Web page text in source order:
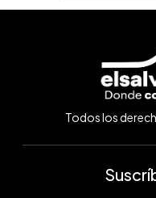
Todos los